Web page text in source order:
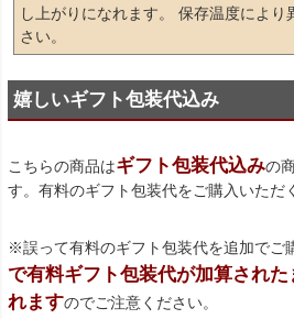
し上がりになれます。 保存温度によ
さい。
嬉しいギフト包装代込み
こちらの商品はギフト包装代込みの
す。有料のギフト包装代をご購入いただ
※誤って有料のギフト包装代を追加でご
で有料ギフト包装代が加算され
れますのでご注意ください。